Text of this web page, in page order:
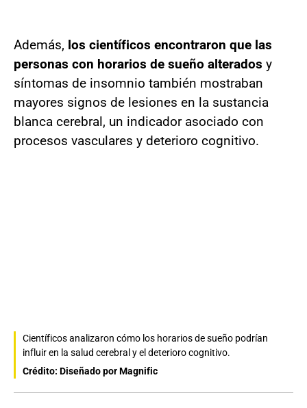
Además, los científicos encontraron que las
personas con horarios de sueño alterados y
síntomas de insomnio también mostraban
mayores signos de lesiones en la sustancia
blanca cerebral, un indicador asociado con
procesos vasculares y deterioro cognitivo.
Científicos analizaron cómo los horarios de sueño podrían
influir en la salud cerebral y el deterioro cognitivo.
Crédito: Diseñado por Magnific